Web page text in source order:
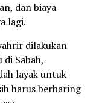
dan biaya
lagi.
dilakukan
di Sabah,
layak untuk
harus berbaring